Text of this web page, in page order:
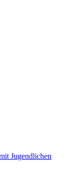
Jugendlichen